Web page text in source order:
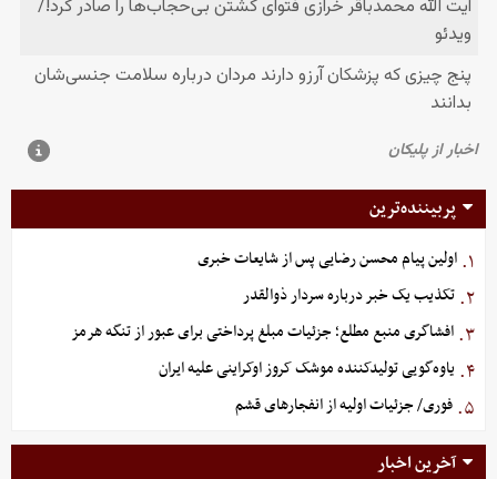
پربیننده‌ترین
۱. اولین پیام محسن رضایی پس از شایعات خبری
۲. تکذیب یک خبر درباره سردار ذوالقدر
۳. افشاگری منبع مطلع؛ جزئیات مبلغ پرداختی برای عبور از تنگه هرمز
۴. یاوه‌گویی تولیدکننده موشک کروز اوکراینی علیه ایران
۵. فوری/ جزئیات اولیه از انفجارهای قشم
آخرین اخبار